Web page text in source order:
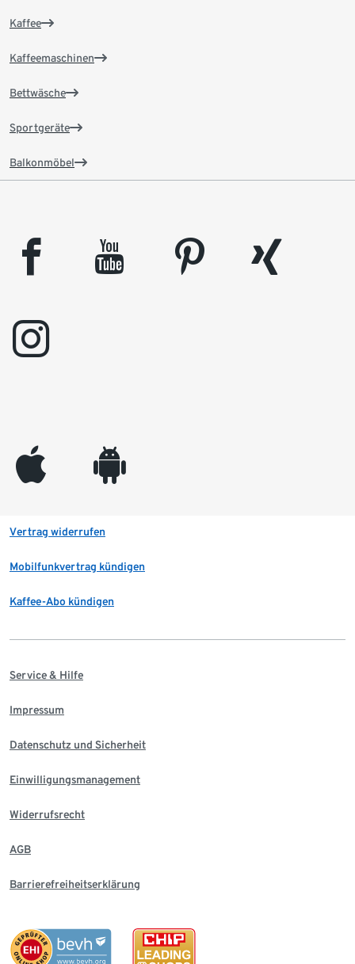
Kaffee
Kaffeemaschinen
Bettwäsche
Sportgeräte
Balkonmöbel
facebook youtube pinterest
xing
instagram
appleinc android
Vertrag widerrufen
Mobilfunkvertrag kündigen
Kaffee-Abo kündigen
Service & Hilfe
Impressum
Datenschutz und Sicherheit
Einwilligungsmanagement
Widerrufsrecht
AGB
Barrierefreiheitserklärung